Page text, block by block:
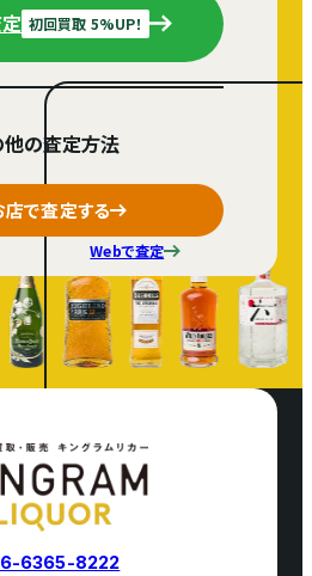
初回買取 5%UP！
他の査定方法
店で査定する
Webで査定
6365-8222